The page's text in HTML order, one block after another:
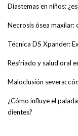
Diastemas en niños:
Necrosis ósea maxilar:
Técnica DS Xpander:
Resfriado y salud oral
Maloclusión severa:
¿Cómo influye el
dientes?